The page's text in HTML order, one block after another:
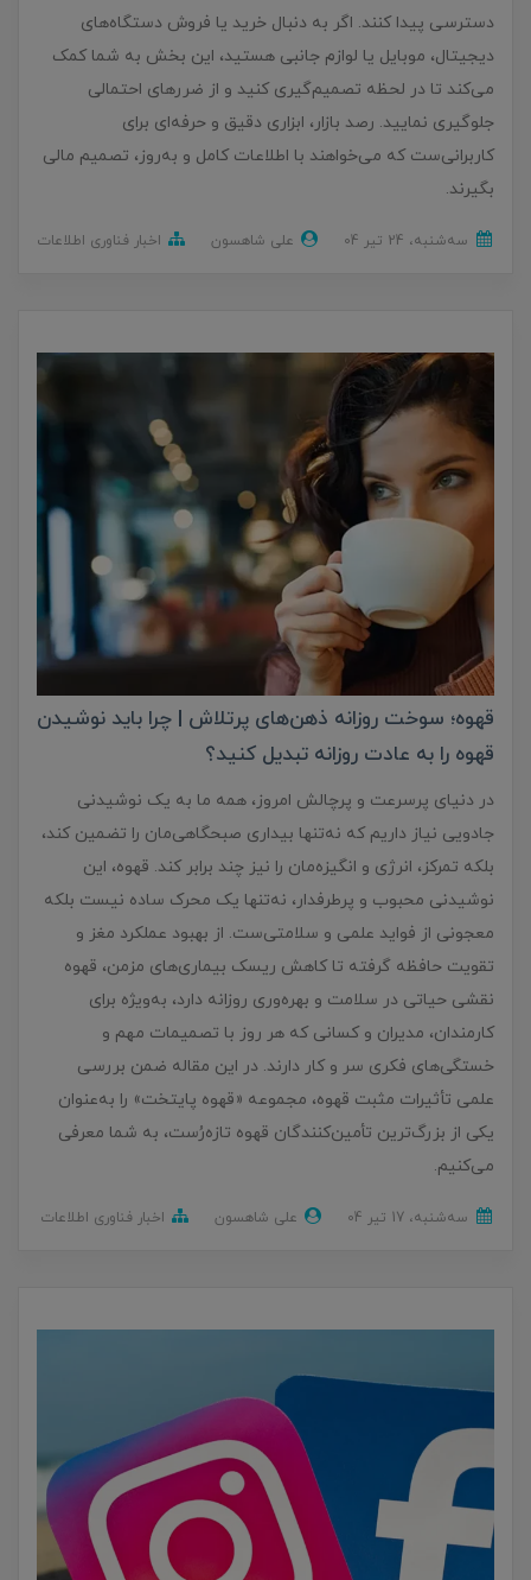
دسترسی پیدا کنند. اگر به دنبال خرید یا فروش دستگاه‌های
دیجیتال، موبایل یا لوازم جانبی هستید، این بخش به شما کمک
می‌کند تا در لحظه تصمیم‌گیری کنید و از ضررهای احتمالی
جلوگیری نمایید. رصد بازار، ابزاری دقیق و حرفه‌ای برای
کاربرانی‌ست که می‌خواهند با اطلاعات کامل و به‌روز، تصمیم‌ مالی
بگیرند.
ﺳﻪشنبه، 24 تير 04 علی شاهسون اخبار فناوری اطلاعات
قهوه؛ سوخت روزانه ذهن‌های پرتلاش | چرا باید نوشیدن
قهوه را به عادت روزانه تبدیل کنید؟
در دنیای پرسرعت و پرچالش امروز، همه ما به یک نوشیدنی
جادویی نیاز داریم که نه‌تنها بیداری صبحگاهی‌مان را تضمین کند،
بلکه تمرکز، انرژی و انگیزه‌مان را نیز چند برابر کند. قهوه، این
نوشیدنی محبوب و پرطرفدار، نه‌تنها یک محرک ساده نیست بلکه
معجونی از فواید علمی و سلامتی‌ست. از بهبود عملکرد مغز و
تقویت حافظه گرفته تا کاهش ریسک بیماری‌های مزمن، قهوه
نقشی حیاتی در سلامت و بهره‌وری روزانه دارد، به‌ویژه برای
کارمندان، مدیران و کسانی که هر روز با تصمیمات مهم و
خستگی‌های فکری سر و کار دارند. در این مقاله ضمن بررسی
علمی تأثیرات مثبت قهوه، مجموعه «قهوه پایتخت» را به‌عنوان
یکی از بزرگ‌ترین تأمین‌کنندگان قهوه تازه‌رُست، به شما معرفی
می‌کنیم.
ﺳﻪشنبه، 17 تير 04 علی شاهسون اخبار فناوری اطلاعات